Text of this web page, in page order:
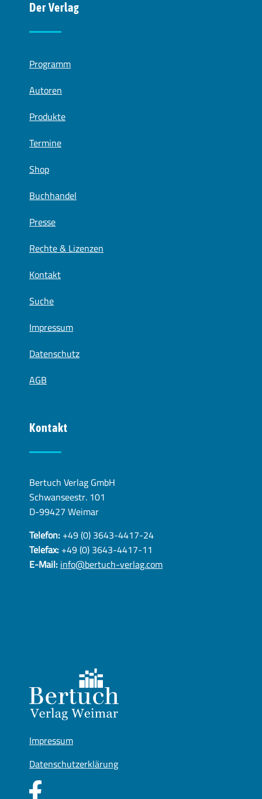
Der Verlag
Programm
Autoren
Produkte
Termine
Shop
Buchhandel
Presse
Rechte & Lizenzen
Kontakt
Suche
Impressum
Datenschutz
AGB
Kontakt
Bertuch Verlag GmbH
Schwanseestr. 101
D-99427 Weimar
Telefon:+49 (0) 3643-4417-24
Telefax:+49 (0) 3643-4417-11
E-Mail:info@bertuch-verlag.com
Impressum
Datenschutzerklärung